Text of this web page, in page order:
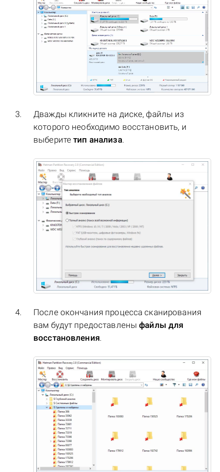
Дважды кликните на диске, файлы из
которого необходимо восстановить, и
выберитетип анализа.
После окончания процесса сканирования
вам будут предоставленыфайлы для
восстановления.